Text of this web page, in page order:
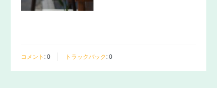
コメント : 0 トラックバック : 0